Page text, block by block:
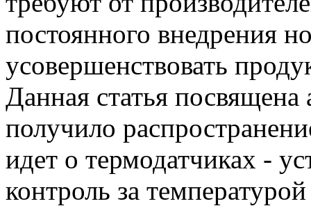
постоянного внедрения
усовершенствовать
Данная статья посвящена
получило
идет о термодатчиках -
контроль за